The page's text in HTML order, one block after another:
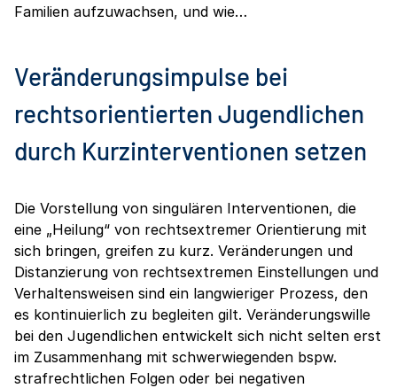
Familien aufzuwachsen, und wie…
Veränderungsimpulse bei
rechtsorientierten Jugendlichen
durch Kurzinterventionen setzen
Die Vorstellung von singulären Interventionen, die
eine „Heilung“ von rechtsextremer Orientierung mit
sich bringen, greifen zu kurz. Veränderungen und
Distanzierung von rechtsextremen Einstellungen und
Verhaltensweisen sind ein langwieriger Prozess, den
es kontinuierlich zu begleiten gilt. Veränderungswille
bei den Jugendlichen entwickelt sich nicht selten erst
im Zusammenhang mit schwerwiegenden bspw.
strafrechtlichen Folgen oder bei negativen